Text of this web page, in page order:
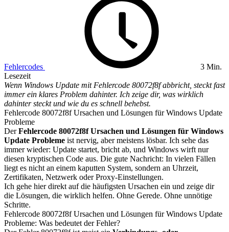
Fehlercodes
3 Min.
Lesezeit
Wenn Windows Update mit Fehlercode 80072f8f abbricht, steckt fast
immer ein klares Problem dahinter. Ich zeige dir, was wirklich
dahinter steckt und wie du es schnell behebst.
Fehlercode 80072f8f Ursachen und Lösungen für Windows Update
Probleme
DerFehlercode 80072f8f Ursachen und Lösungen für Windows
Update Probleme ist nervig, aber meistens lösbar. Ich sehe das
immer wieder: Update startet, bricht ab, und Windows wirft nur
diesen kryptischen Code aus. Die gute Nachricht: In vielen Fällen
liegt es nicht an einem kaputten System, sondern an Uhrzeit,
Zertifikaten, Netzwerk oder Proxy-Einstellungen.
Ich gehe hier direkt auf die häufigsten Ursachen ein und zeige dir
die Lösungen, die wirklich helfen. Ohne Gerede. Ohne unnötige
Schritte.
Fehlercode 80072f8f Ursachen und Lösungen für Windows Update
Probleme: Was bedeutet der Fehler?